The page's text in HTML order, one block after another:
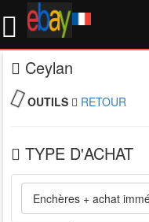
Ceylan
OUTILS RETOUR
TYPE D'ACHAT